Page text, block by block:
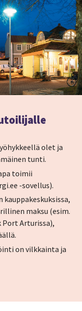
olet ja
tunti.
toimii
-sovellus).
maksu (esim.
Port Arturissa),
on vilkkainta ja